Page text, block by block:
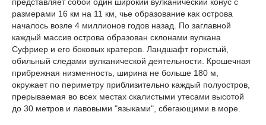
размерами 16 км на 11 км, чье образование как острова
началось возле 4 миллионов годов назад. По заглавной
каждый массив острова образован склонами вулкана
Суфриер и его боковых кратеров. Ландшафт гористый,
обильный следами вулканической деятельности. Крошечная
прибрежная низменность, ширина не больше 180 м,
окружает по периметру приблизительно каждый полуостров,
прерываемая во всех местах скалистыми утесами высотой
до 30 метров и лавовыми "языками", сбегающими в море.